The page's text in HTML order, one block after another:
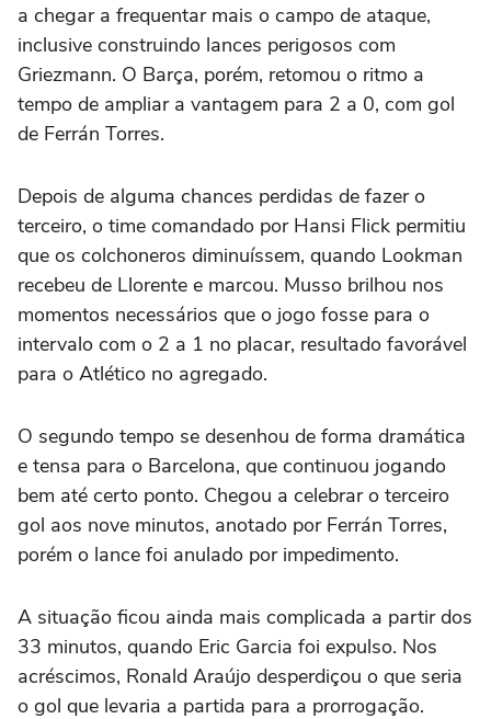
a chegar a frequentar mais o campo de ataque,
inclusive construindo lances perigosos com
Griezmann. O Barça, porém, retomou o ritmo a
tempo de ampliar a vantagem para 2 a 0, com gol
de Ferrán Torres.
Depois de alguma chances perdidas de fazer o
terceiro, o time comandado por Hansi Flick permitiu
que os colchoneros diminuíssem, quando Lookman
recebeu de Llorente e marcou. Musso brilhou nos
momentos necessários que o jogo fosse para o
intervalo com o 2 a 1 no placar, resultado favorável
para o Atlético no agregado.
O segundo tempo se desenhou de forma dramática
e tensa para o Barcelona, que continuou jogando
bem até certo ponto. Chegou a celebrar o terceiro
gol aos nove minutos, anotado por Ferrán Torres,
porém o lance foi anulado por impedimento.
A situação ficou ainda mais complicada a partir dos
33 minutos, quando Eric Garcia foi expulso. Nos
acréscimos, Ronald Araújo desperdiçou o que seria
o gol que levaria a partida para a prorrogação.